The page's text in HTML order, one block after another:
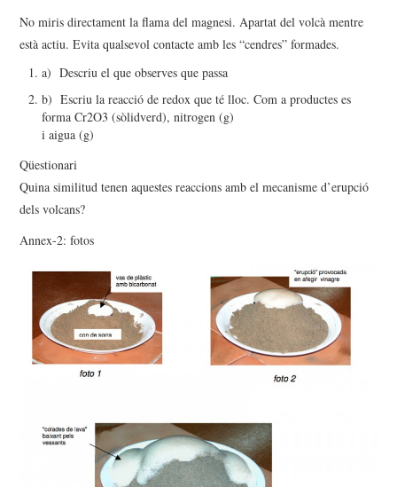
No miris directament la flama del magnesi. Apartat del volcà mentre
està actiu. Evita qualsevol contacte amb les “cendres” formades.
a) Descriu el que observes que passa
b) Escriu la reacció de redox que té lloc. Com a productes es
forma Cr2O3 (sòlidverd), nitrogen (g)
i aigua (g)
Qüestionari
Quina similitud tenen aquestes reaccions amb el mecanisme d’erupció
dels volcans?
Annex-2: fotos